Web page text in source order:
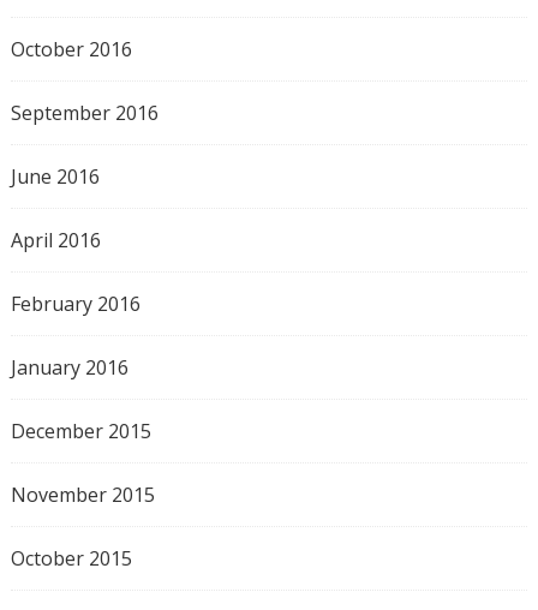
October 2016
September 2016
June 2016
April 2016
February 2016
January 2016
December 2015
November 2015
October 2015